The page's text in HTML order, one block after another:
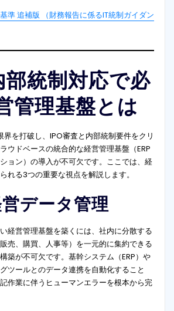
準 追補版 （財務報告に係るIT統制ガイダン
部統制対応で必
管理基盤とは
を打破し、IPO審査と内部統制要件をクリ
ウドベースの統合的な経営管理基盤（ERP
ョン）の導入が不可欠です。ここでは、経
れる3つの重要な視点を解説します。
データ管理
経営管理基盤を築くには、社内に分散する
売、購買、人事等）を一元的に集約できる
築が不可欠です。基幹システム（ERP）や
ツールとのデータ連携を自動化すること
作業に伴うヒューマンエラーを根本から完